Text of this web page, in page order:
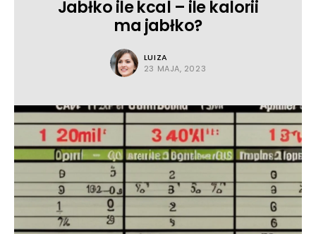
Jabłko ile kcal – ile kalorii
ma jabłko?
LUIZA
23 MAJA, 2023